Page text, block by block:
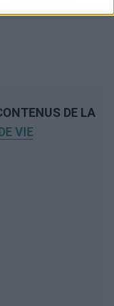
DE LA
VIE